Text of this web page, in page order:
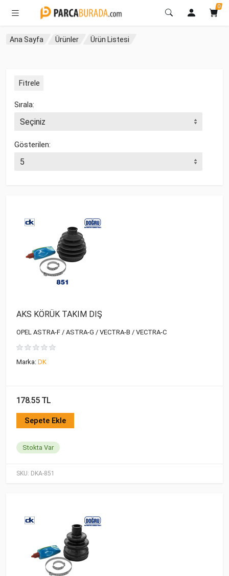
0
Ana Sayfa Ürünler Ürün Listesi
Fitrele
Sırala:
Gösterilen:
SKU: DKA-851
AKS KÖRÜK TAKIM DIŞ
OPEL ASTRA-F / ASTRA-G / VECTRA-B / VECTRA-C
Marka: DK
178.55 TL
Sepete Ekle
Stokta Var